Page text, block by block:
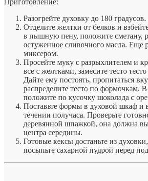
Разогрейте духовку до 180 градусов.
Отделите желтки от белков и
в пышную пену, положите сметану,
остуженное сливочного масла. Еще
миксером.
Просейте муку с разрыхлителем и
все с желтками, замесите тесто
Дайте ему постоять, пропитаться
распределите тесто по формочкам.
положите по кусочку шоколада с
Поставьте формы в духовой шкаф и
течении получаса. Проверьте
деревянной шпажкой, она должна
центра середины.
Готовые кексы достаньте из
посыпьте сахарной пудрой перед